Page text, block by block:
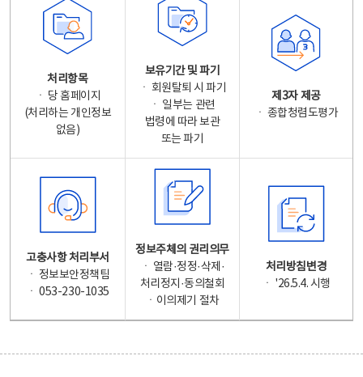
처리항목
ㆍ 당 홈페이지
(처리하는 개인정보
없음)
보유기간 및 파기
ㆍ 회원탈퇴 시 파기
ㆍ 일부는 관련
법령에 따라 보관
또는 파기
제3자 제공
ㆍ 종합청렴도평가
고충사항 처리부서
ㆍ 정보보안정책팀
ㆍ 053-230-1035
정보주체의 권리의무
ㆍ 열람·정정·삭제·
처리정지·동의철회
ㆍ이의제기 절차
처리방침변경
ㆍ '26.5.4. 시행